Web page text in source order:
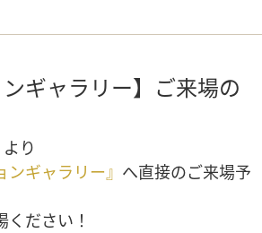
ンギャラリー】ご来場の
り
ンギャラリー』 へ直接のご来場予
ださい！